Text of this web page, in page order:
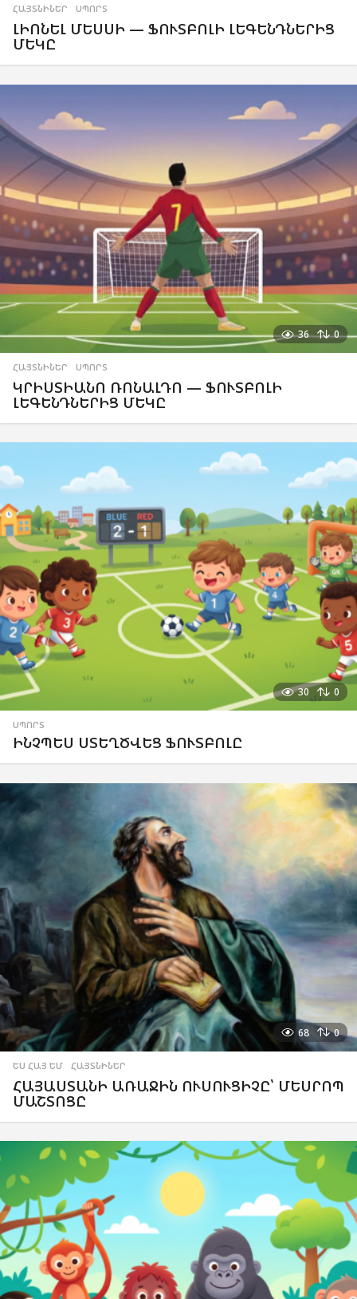
ՀԱՅՏՆԻՆԵՐ ,ՍՊՈՐՏ
ԼԻՈՆԵԼ ՄԵՍՍԻ — ՖՈՒՏԲՈԼԻ ԼԵԳԵՆԴՆԵՐԻՑ
ՄԵԿԸ
36 0
ՀԱՅՏՆԻՆԵՐ ,ՍՊՈՐՏ
ԿՐԻՍՏԻԱՆՈ ՌՈՆԱԼԴՈ — ՖՈՒՏԲՈԼԻ
ԼԵԳԵՆԴՆԵՐԻՑ ՄԵԿԸ
30 0
ՍՊՈՐՏ
ԻՆՉՊԵՍ ՍՏԵՂԾՎԵՑ ՖՈՒՏԲՈԼԸ
68 0
ԵՍ ՀԱՅ ԵՄ ,ՀԱՅՏՆԻՆԵՐ
ՀԱՅԱՍՏԱՆԻ ԱՌԱՋԻՆ ՈՒՍՈՒՑԻՉԸ՝ ՄԵՍՐՈՊ
ՄԱՇՏՈՑԸ